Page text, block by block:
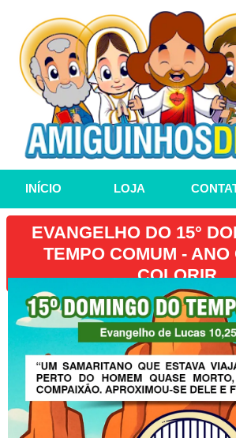
INÍCIO LOJA
EVANGELHO DO 15°
TEMPO COMUM - ANO
COLORIR